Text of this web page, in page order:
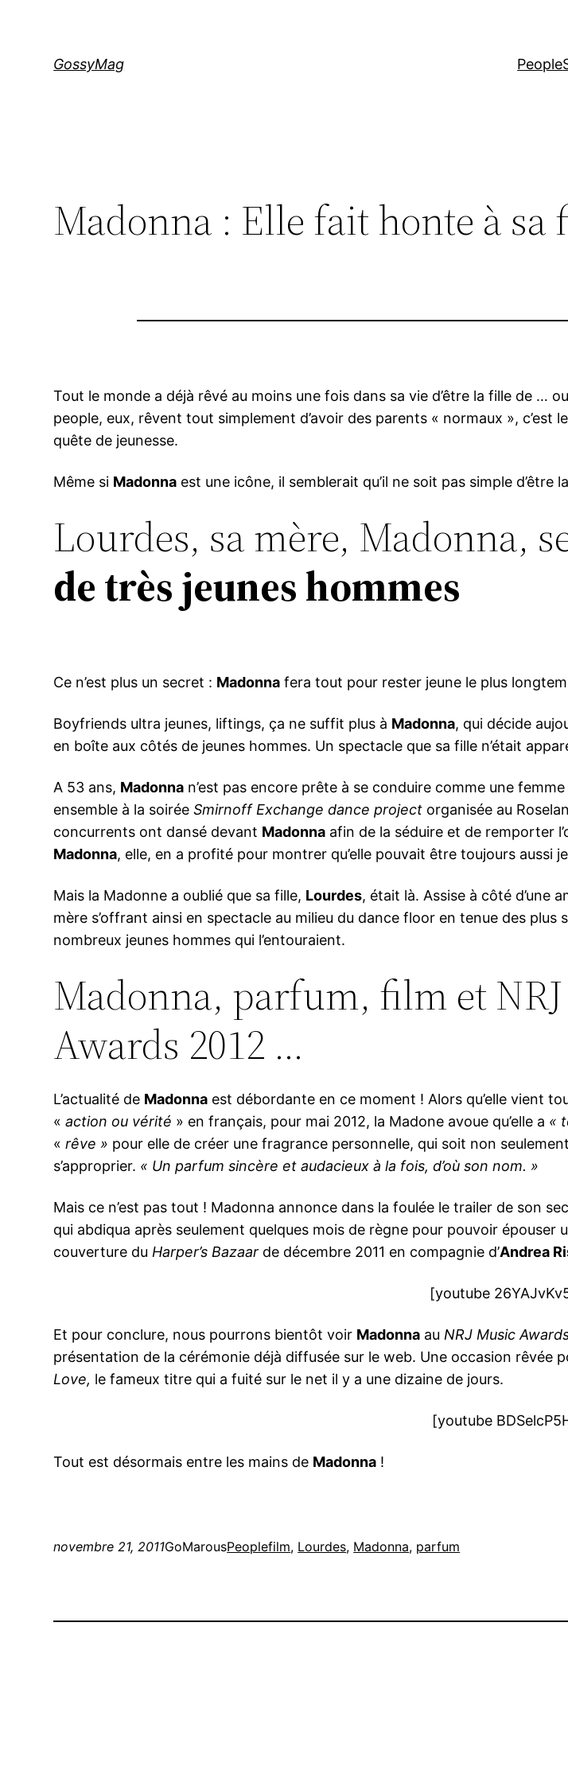
GossyMag People
Madonna : Elle fait honte à sa
Tout le monde a déjà rêvé au moins une fois dans sa vie d’être la fille de …
people, eux, rêvent tout simplement d’avoir des parents « normaux », c’est
quête de jeunesse.
Même si Madonna est une icône, il semblerait qu’il ne soit pas simple d’être
Lourdes, sa mère, Madonna,
de très jeunes hommes
Ce n’est plus un secret : Madonna fera tout pour rester jeune le plus
Boyfriends ultra jeunes, liftings, ça ne suffit plus à Madonna, qui décide
en boîte aux côtés de jeunes hommes. Un spectacle que sa fille n’était
A 53 ans, Madonna n’est pas encore prête à se conduire comme une
ensemble à la soirée Smirnoff Exchange dance project organisée au
concurrents ont dansé devant Madonna afin de la séduire et de remporter
Madonna, elle, en a profité pour montrer qu’elle pouvait être toujours aussi
Mais la Madonne a oublié que sa fille, Lourdes, était là. Assise à côté d’une
mère s’offrant ainsi en spectacle au milieu du dance floor en tenue des
nombreux jeunes hommes qui l’entouraient.
Madonna, parfum, film et
Awards 2012 …
L’actualité de Madonna est débordante en ce moment ! Alors qu’elle vient
«action ou vérité » en français, pour mai 2012, la Madone avoue qu’elle a «
«rêve » pour elle de créer une fragrance personnelle, qui soit non
s’approprier. « Un parfum sincère et audacieux à la fois, d’où son nom. »
Mais ce n’est pas tout ! Madonna annonce dans la foulée le trailer de son
qui abdiqua après seulement quelques mois de règne pour pouvoir épouser
couverture du Harper’s Bazaar de décembre 2011 en compagnie d’Andrea
[youtube
Et pour conclure, nous pourrons bientôt voir Madonna au NRJ Music
présentation de la cérémonie déjà diffusée sur le web. Une occasion rêvée
Love, le fameux titre qui a fuité sur le net il y a une dizaine de jours.
[youtube
Tout est désormais entre les mains de Madonna !
novembre 21, 2011GoMarousPeoplefilm, Lourdes, Madonna, parfum